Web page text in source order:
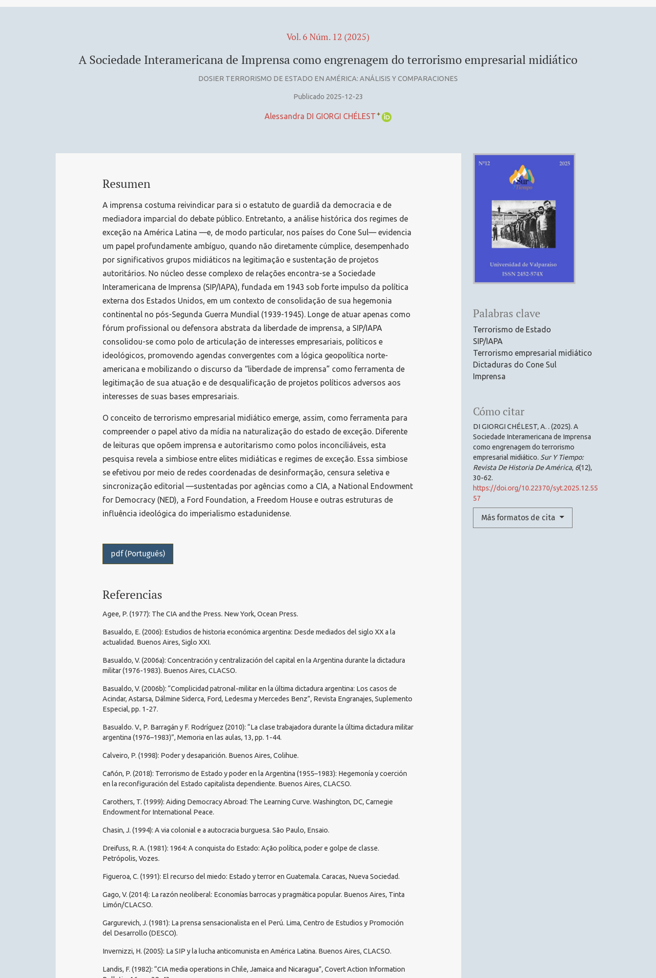
Vol. 6 Núm. 12 (2025)
A Sociedade Interamericana de Imprensa como engrenagem do terrorismo empresarial midiático
DOSIER TERRORISMO DE ESTADO EN AMÉRICA: ANÁLISIS Y COMPARACIONES
Publicado 2025-12-23
Alessandra DI GIORGI CHÉLEST +
Palabras clave
Terrorismo de Estado
SIP/IAPA
Terrorismo empresarial midiático
Dictaduras do Cone Sul
Imprensa
Cómo citar
DI GIORGI CHÉLEST, A. . (2025). A
Sociedade Interamericana de Imprensa
como engrenagem do terrorismo
empresarial midiático. Sur Y Tiempo:
Revista De Historia De América, 6(12),
30-62.
https://doi.org/10.22370/syt.2025.12.55
57
Más formatos de cita
Resumen
A imprensa costuma reivindicar para si o estatuto de guardiã da democracia e de
mediadora imparcial do debate público. Entretanto, a análise histórica dos regimes de
exceção na América Latina —e, de modo particular, nos países do Cone Sul— evidencia
um papel profundamente ambíguo, quando não diretamente cúmplice, desempenhado
por significativos grupos midiáticos na legitimação e sustentação de projetos
autoritários. No núcleo desse complexo de relações encontra-se a Sociedade
Interamericana de Imprensa (SIP/IAPA), fundada em 1943 sob forte impulso da política
externa dos Estados Unidos, em um contexto de consolidação de sua hegemonia
continental no pós-Segunda Guerra Mundial (1939-1945). Longe de atuar apenas como
fórum profissional ou defensora abstrata da liberdade de imprensa, a SIP/IAPA
consolidou-se como polo de articulação de interesses empresariais, políticos e
ideológicos, promovendo agendas convergentes com a lógica geopolítica norte-
americana e mobilizando o discurso da “liberdade de imprensa” como ferramenta de
legitimação de sua atuação e de desqualificação de projetos políticos adversos aos
interesses de suas bases empresariais.
O conceito de terrorismo empresarial midiático emerge, assim, como ferramenta para
compreender o papel ativo da mídia na naturalização do estado de exceção. Diferente
de leituras que opõem imprensa e autoritarismo como polos inconciliáveis, esta
pesquisa revela a simbiose entre elites midiáticas e regimes de exceção. Essa simbiose
se efetivou por meio de redes coordenadas de desinformação, censura seletiva e
sincronização editorial —sustentadas por agências como a CIA, a National Endowment
for Democracy (NED), a Ford Foundation, a Freedom House e outras estruturas de
influência ideológica do imperialismo estadunidense.
pdf (Portugués)
Referencias
Agee, P. (1977): The CIA and the Press. New York, Ocean Press.
Basualdo, E. (2006): Estudios de historia económica argentina: Desde mediados del siglo XX a la
actualidad. Buenos Aires, Siglo XXI.
Basualdo, V. (2006a): Concentración y centralización del capital en la Argentina durante la dictadura
militar (1976-1983). Buenos Aires, CLACSO.
Basualdo, V. (2006b): “Complicidad patronal-militar en la última dictadura argentina: Los casos de
Acindar, Astarsa, Dálmine Siderca, Ford, Ledesma y Mercedes Benz”, Revista Engranajes, Suplemento
Especial, pp. 1-27.
Basualdo. V., P. Barragán y F. Rodríguez (2010): “La clase trabajadora durante la última dictadura militar
argentina (1976–1983)”, Memoria en las aulas, 13, pp. 1-44.
Calveiro, P. (1998): Poder y desaparición. Buenos Aires, Colihue.
Cañón, P. (2018): Terrorismo de Estado y poder en la Argentina (1955–1983): Hegemonía y coerción
en la reconfiguración del Estado capitalista dependiente. Buenos Aires, CLACSO.
Carothers, T. (1999): Aiding Democracy Abroad: The Learning Curve. Washington, DC, Carnegie
Endowment for International Peace.
Chasin, J. (1994): A via colonial e a autocracia burguesa. São Paulo, Ensaio.
Dreifuss, R. A. (1981): 1964: A conquista do Estado: Ação política, poder e golpe de classe.
Petrópolis, Vozes.
Figueroa, C. (1991): El recurso del miedo: Estado y terror en Guatemala. Caracas, Nueva Sociedad.
Gago, V. (2014): La razón neoliberal: Economías barrocas y pragmática popular. Buenos Aires, Tinta
Limón/CLACSO.
Gargurevich, J. (1981): La prensa sensacionalista en el Perú. Lima, Centro de Estudios y Promoción
del Desarrollo (DESCO).
Invernizzi, H. (2005): La SIP y la lucha anticomunista en América Latina. Buenos Aires, CLACSO.
Landis, F. (1982): “CIA media operations in Chile, Jamaica and Nicaragua”, Covert Action Information